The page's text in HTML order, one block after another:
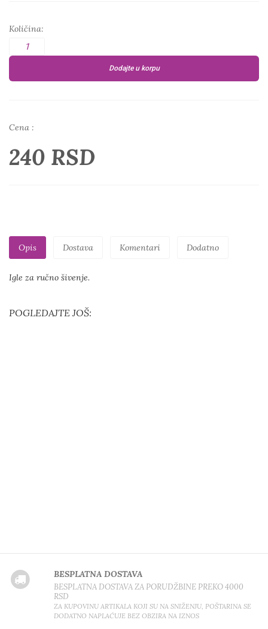
Količina:
Dodajte u korpu
Cena :
240 RSD
Opis Dostava Komentari Dodatno
Igle za ručno šivenje.
POGLEDAJTE JOŠ:
BESPLATNA DOSTAVA
BESPLATNA DOSTAVA ZA PORUDŽBINE PREKO 4000
RSD
ZA KUPOVINU ARTIKALA KOJI SU NA SNIŽENJU, POŠTARINA SE
DODATNO NAPLAĆUJE BEZ OBZIRA NA IZNOS